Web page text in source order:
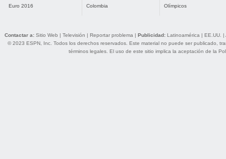
Euro 2016
Colombia
Olímpicos
Contactar a: Sitio Web | Televisión | Reportar problema | Publicidad: Latinoamérica | EE.UU. |
© 2023 ESPN, Inc. Todos los derechos reservados. Este material no puede ser publicado,
términos legales. El uso de este sitio implica la aceptación de la